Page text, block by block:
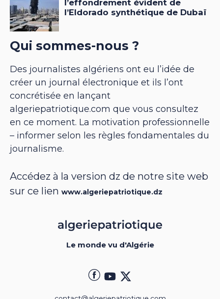
Qui sommes-nous ?
Des journalistes algériens ont eu l’idée de
créer un journal électronique et ils l’ont
concrétisée en lançant
algeriepatriotique.com que vous consultez
en ce moment. La motivation professionnelle
– informer selon les règles fondamentales du
journalisme.
Accédez à la version dz de notre site web
sur ce lien www.algeriepatriotique.dz
Le monde vu d'Algérie